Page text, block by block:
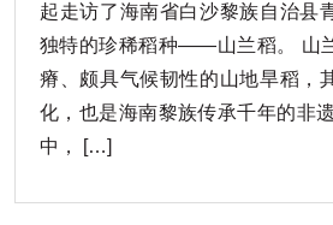
起走访了海南省白沙黎族自治县
独特的珍稀稻种——山兰稻。 山
瘠、颇具气候韧性的山地旱稻，
化，也是海南黎族传承千年的非
中， […]